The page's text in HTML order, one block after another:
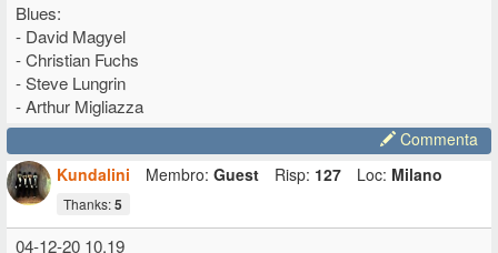
Blues:
- David Magyel
- Christian Fuchs
- Steve Lungrin
- Arthur Migliazza
Commenta
Kundalini
Membro: Guest Risp: 127 Loc: Milano
Thanks:5
04-12-20 10.19